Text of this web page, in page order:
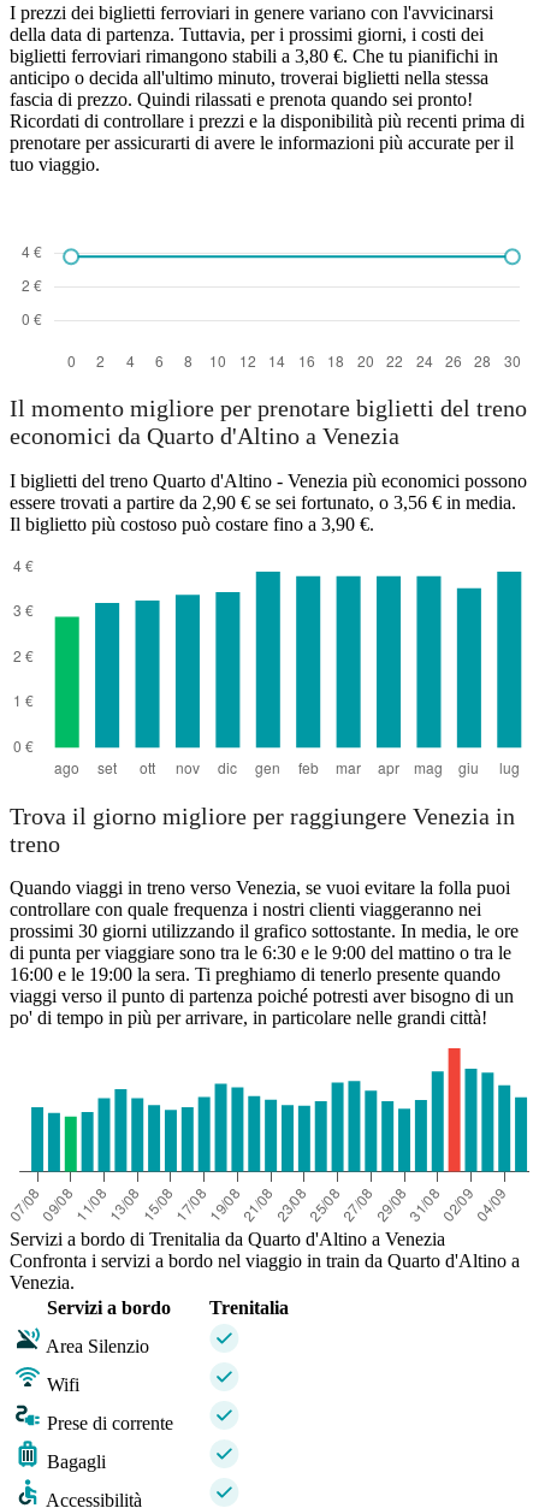
I prezzi dei biglietti ferroviari in genere variano con l'avvicinarsi
della data di partenza. Tuttavia, per i prossimi giorni, i costi dei
biglietti ferroviari rimangono stabili a 3,80 €. Che tu pianifichi in
anticipo o decida all'ultimo minuto, troverai biglietti nella stessa
fascia di prezzo. Quindi rilassati e prenota quando sei pronto!
Ricordati di controllare i prezzi e la disponibilità più recenti prima di
prenotare per assicurarti di avere le informazioni più accurate per il
tuo viaggio.
Il momento migliore per prenotare biglietti del treno
economici da Quarto d'Altino a Venezia
I biglietti del treno Quarto d'Altino - Venezia più economici possono
essere trovati a partire da 2,90 € se sei fortunato, o 3,56 € in media.
Il biglietto più costoso può costare fino a 3,90 €.
Trova il giorno migliore per raggiungere Venezia in
treno
Quando viaggi in treno verso Venezia, se vuoi evitare la folla puoi
controllare con quale frequenza i nostri clienti viaggeranno nei
prossimi 30 giorni utilizzando il grafico sottostante. In media, le ore
di punta per viaggiare sono tra le 6:30 e le 9:00 del mattino o tra le
16:00 e le 19:00 la sera. Ti preghiamo di tenerlo presente quando
viaggi verso il punto di partenza poiché potresti aver bisogno di un
po' di tempo in più per arrivare, in particolare nelle grandi città!
Servizi a bordo di Trenitalia da Quarto d'Altino a Venezia
Confronta i servizi a bordo nel viaggio in train da Quarto d'Altino a
Venezia.
Servizi a bordo
Trenitalia
Area Silenzio
Wifi
Prese di corrente
Bagagli
Accessibilità